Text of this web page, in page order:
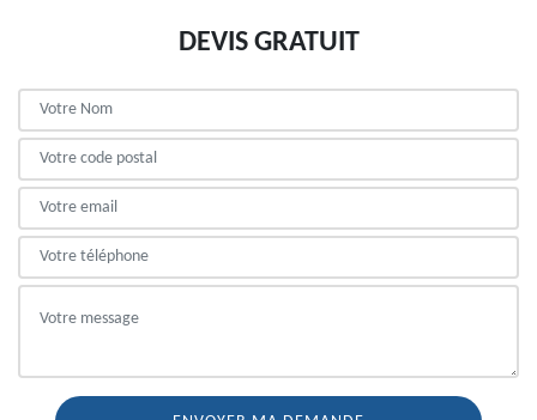
DEVIS GRATUIT